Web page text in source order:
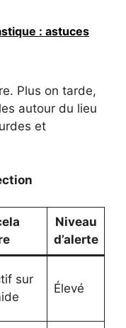
: astuces
Plus on tarde,
autour du lieu
et
Niveau
d’alerte
sur
Élevé